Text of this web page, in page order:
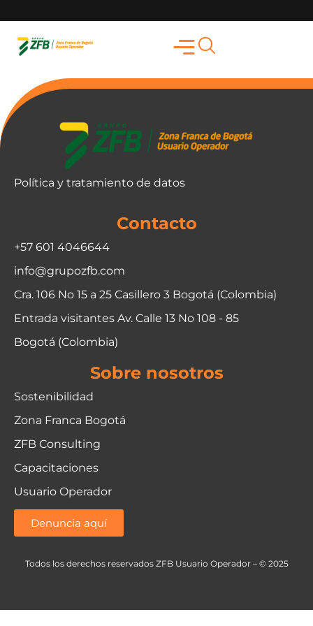
Política y tratamiento de datos
Contacto
+57 601 4046644
info@grupozfb.com
Cra. 106 No 15 a 25 Casillero 3 Bogotá (Colombia)
Entrada visitantes Av. Calle 13 No 108 - 85
Bogotá (Colombia)
Sobre nosotros
Sostenibilidad
Zona Franca Bogotá
ZFB Consulting
Capacitaciones
Usuario Operador
Denuncia aquí
Todos los derechos reservados ZFB Usuario Operador – © 2025